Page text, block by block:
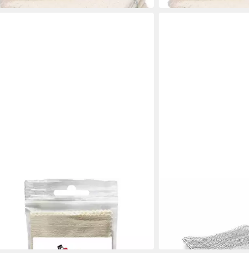
POLIBOY
Poliboy Baumwoll Pflegetuch 2 Stück
Reinigungstücher
in 4-5 Werktagen bei dir in 2-3 Werktagen bei dir